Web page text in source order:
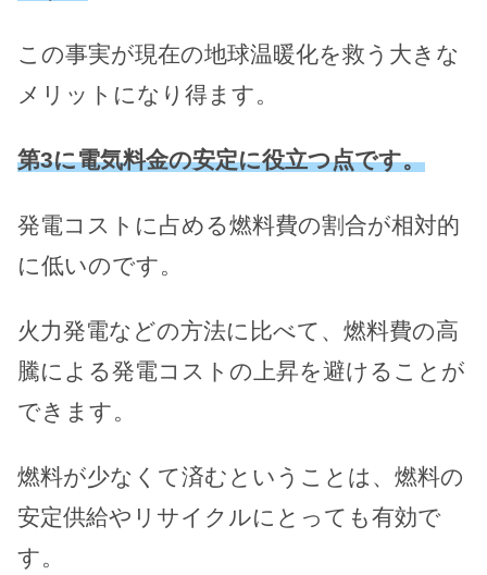
この事実が現在の地球温暖化を救う大きな
メリットになり得ます。
第3に電気料金の安定に役立つ点です。
発電コストに占める燃料費の割合が相対的
に低いのです。
火力発電などの方法に比べて、燃料費の高
騰による発電コストの上昇を避けることが
できます。
燃料が少なくて済むということは、燃料の
安定供給やリサイクルにとっても有効で
す。